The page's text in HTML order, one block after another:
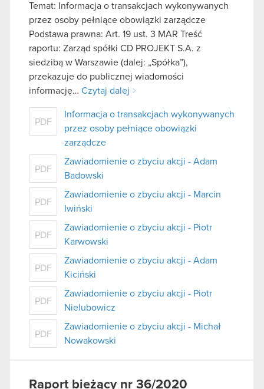
Temat: Informacja o transakcjach wykonywanych
przez osoby pełniące obowiązki zarządcze
Podstawa prawna: Art. 19 ust. 3 MAR Treść
raportu: Zarząd spółki CD PROJEKT S.A. z
siedzibą w Warszawie (dalej: „Spółka”),
przekazuje do publicznej wiadomości
informację… Czytaj dalej
PDF
Informacja o transakcjach wykonywanych
przez osoby pełniące obowiązki
zarządcze
PDF
Zawiadomienie o zbyciu akcji - Adam
Badowski
PDF
Zawiadomienie o zbyciu akcji - Marcin
Iwiński
PDF
Zawiadomienie o zbyciu akcji - Piotr
Karwowski
PDF
Zawiadomienie o zbyciu akcji - Adam
Kiciński
PDF
Zawiadomienie o zbyciu akcji - Piotr
Nielubowicz
PDF
Zawiadomienie o zbyciu akcji - Michał
Nowakowski
Raport bieżący nr 36/2020